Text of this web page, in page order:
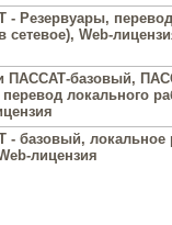
Резервуары,
сетевое), Web-
ПАССАТ-базовый,
локального
базовый, локальное
лицензия